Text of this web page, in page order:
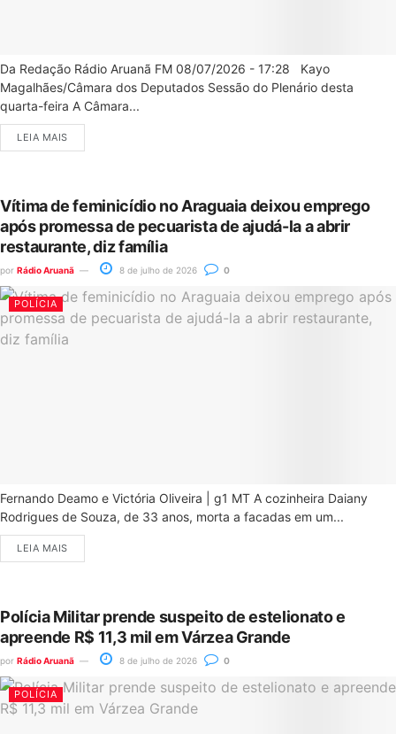
Da Redação Rádio Aruanã FM 08/07/2026 - 17:28 Kayo
Magalhães/Câmara dos Deputados Sessão do Plenário desta
quarta-feira A Câmara...
LEIA MAIS
Vítima de feminicídio no Araguaia deixou emprego
após promessa de pecuarista de ajudá-la a abrir
restaurante, diz família
por Rádio Aruanã 8 de julho de 2026 0
POLÍCIA
Fernando Deamo e Victória Oliveira | g1 MT A cozinheira Daiany
Rodrigues de Souza, de 33 anos, morta a facadas em um...
LEIA MAIS
Polícia Militar prende suspeito de estelionato e
apreende R$ 11,3 mil em Várzea Grande
por Rádio Aruanã 8 de julho de 2026 0
POLÍCIA